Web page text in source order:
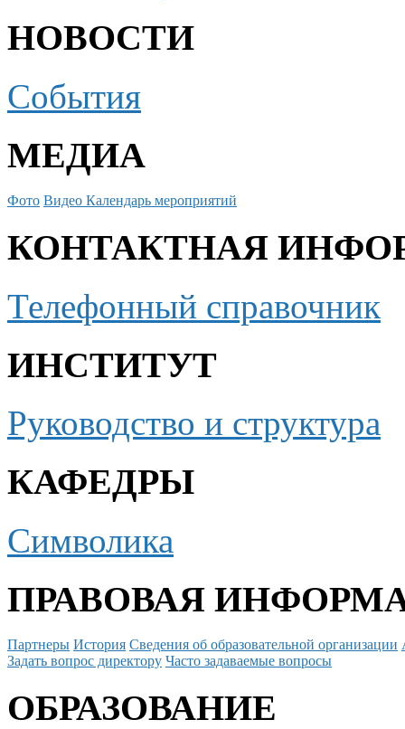
НОВОСТИ
События
МЕДИА
Фото Видео Календарь мероприятий
КОНТАКТНАЯ
Телефонный справочник
ИНСТИТУТ
Руководство и структура
КАФЕДРЫ
Символика
ПРАВОВАЯ
Партнеры История Сведения об образовательной организации
Задать вопрос директору Часто задаваемые вопросы
ОБРАЗОВАНИЕ